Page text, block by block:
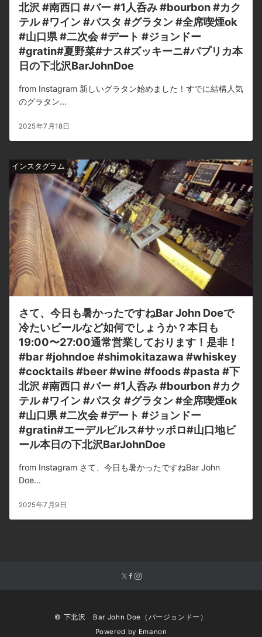
北沢 #南西口 #バー #1人呑み #bourbon #カク
テル #ワイン #パスタ #グラタン #全席喫煙ok
#山口県 #二次会 #デート #ジョンドー
#gratin#夏野菜#ナス#ズッキーニ#パプリカ本
日の下北沢BarJohnDoe
from Instagram 新しいグラタン始めました！すでに結構人気
のグラタン...
2025年7月18日
インスタグラム
さて、今日も暑かったですねBar John Doeで
冷たいビールなど如何でしょうか？本日も
19:00〜27:00通常営業しております！是非！
#bar #johndoe #shimokitazawa #whiskey
#cocktails #beer #wine #foods #pasta #下
北沢 #南西口 #バー #1人呑み #bourbon #カク
テル #ワイン #パスタ #グラタン #全席喫煙ok
#山口県 #二次会 #デート #ジョンドー
#gratin#エーデルピルス#サッポロ#山口地ビ
ール本日の下北沢BarJohnDoe
from Instagram さて、今日も暑かったですねBar John
Doe...
2025年7月9日
© 下北沢 Bar John Doe（バージョンドー）
Powered by Emanon